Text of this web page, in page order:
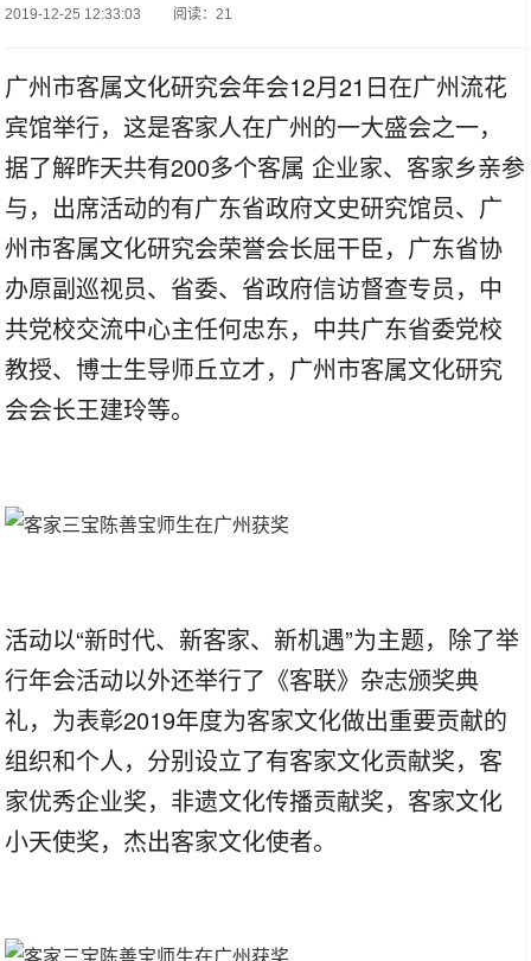
2019-12-25 12:33:03 阅读：21
广州市客属文化研究会年会12月21日在广州流花
宾馆举行，这是客家人在广州的一大盛会之一，
据了解昨天共有200多个客属 企业家、客家乡亲参
与，出席活动的有广东省政府文史研究馆员、广
州市客属文化研究会荣誉会长屈干臣，广东省协
办原副巡视员、省委、省政府信访督查专员，中
共党校交流中心主任何忠东，中共广东省委党校
教授、博士生导师丘立才，广州市客属文化研究
会会长王建玲等。
活动以“新时代、新客家、新机遇”为主题，除了举
行年会活动以外还举行了《客联》杂志颁奖典
礼，为表彰2019年度为客家文化做出重要贡献的
组织和个人，分别设立了有客家文化贡献奖，客
家优秀企业奖，非遗文化传播贡献奖，客家文化
小天使奖，杰出客家文化使者。